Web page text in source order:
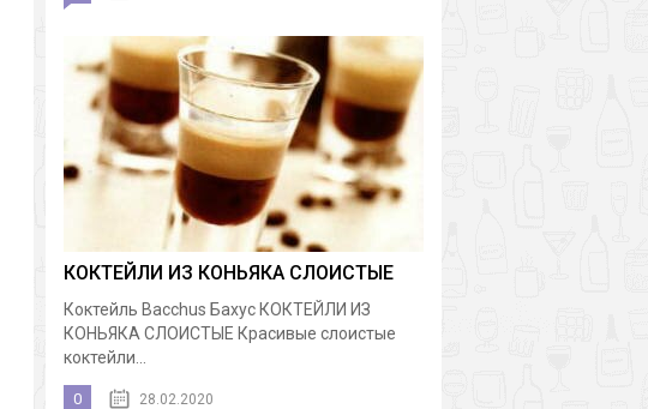
КОКТЕЙЛИ ИЗ КОНЬЯКА СЛОИСТЫЕ
Коктейль Bacchus Бахус КОКТЕЙЛИ ИЗ
КОНЬЯКА СЛОИСТЫЕ Красивые слоистые
коктейли...
0 28.02.2020